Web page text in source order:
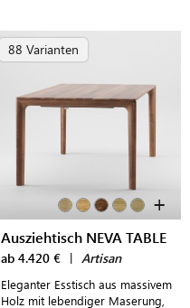
88 Varianten
+
Ausziehtisch NEVA TABLE
ab 4.420 € | Artisan
Eleganter Esstisch aus massivem
Holz mit lebendiger Maserung,